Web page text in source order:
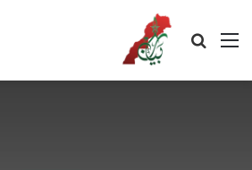
القائمة بحث